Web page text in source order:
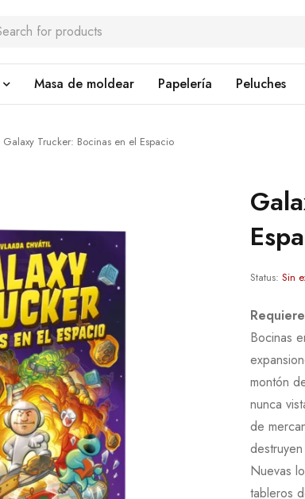
Masa de moldear Papelería Peluches
Galaxy Trucker: Bocinas en el Espacio
Status: Sin
Bocinas
montón
nunca
de
Nuevas
tableros